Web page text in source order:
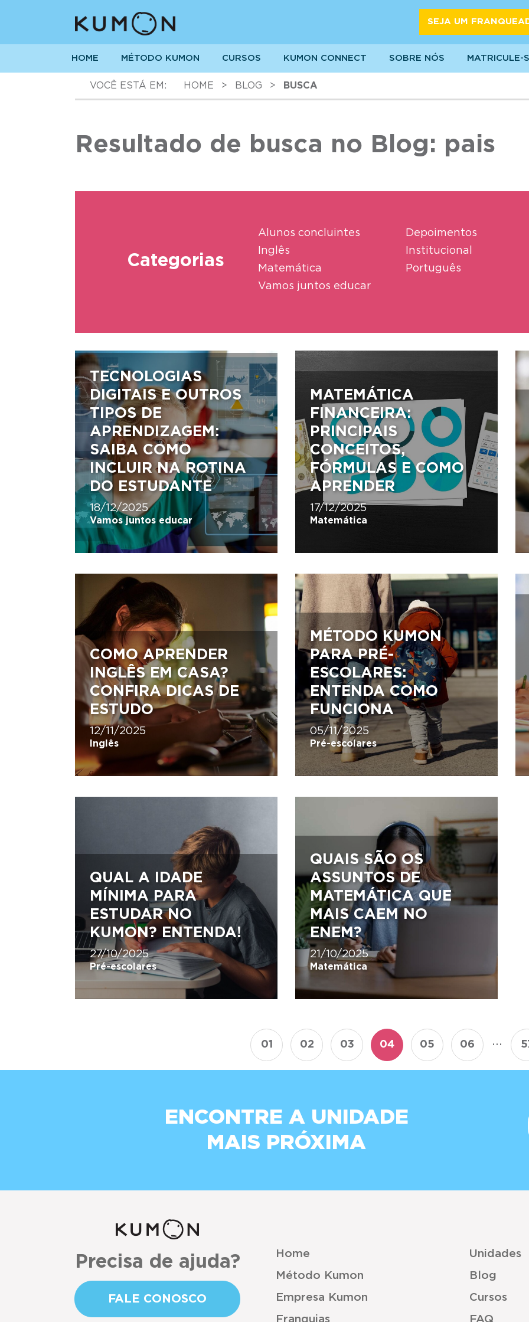
SEJA UM
HOME MÉTODO KUMON CURSOS KUMON CONNECT SOBRE NÓS MATRICULE-
VOCÊ ESTÁ EM: HOME > BLOG > BUSCA
Resultado de busca no Blog: pais
Categorias
Alunos concluintes
Inglês
Matemática
Vamos juntos educar
Depoimentos
Institucional
Português
TECNOLOGIAS
DIGITAIS E OUTROS
TIPOS DE
APRENDIZAGEM:
SAIBA COMO
INCLUIR NA ROTINA
DO ESTUDANTE
18/12/2025
Vamos juntos educar
MATEMÁTICA
FINANCEIRA:
PRINCIPAIS
CONCEITOS,
FÓRMULAS E COMO
APRENDER
17/12/2025
Matemática
COMO APRENDER
INGLÊS EM CASA?
CONFIRA DICAS DE
ESTUDO
12/11/2025
Inglês
MÉTODO KUMON
PARA PRÉ-
ESCOLARES:
ENTENDA COMO
FUNCIONA
05/11/2025
Pré-escolares
QUAL A IDADE
MÍNIMA PARA
ESTUDAR NO
KUMON? ENTENDA!
27/10/2025
Pré-escolares
QUAIS SÃO OS
ASSUNTOS DE
MATEMÁTICA QUE
MAIS CAEM NO
ENEM?
21/10/2025
Matemática
01 02 03 04 05 06 ...
ENCONTRE A UNIDADE
MAIS PRÓXIMA
Precisa de ajuda?
FALE CONOSCO
Home
Unidades
Método Kumon
Blog
Empresa Kumon
Cursos
Franquias
FAQ